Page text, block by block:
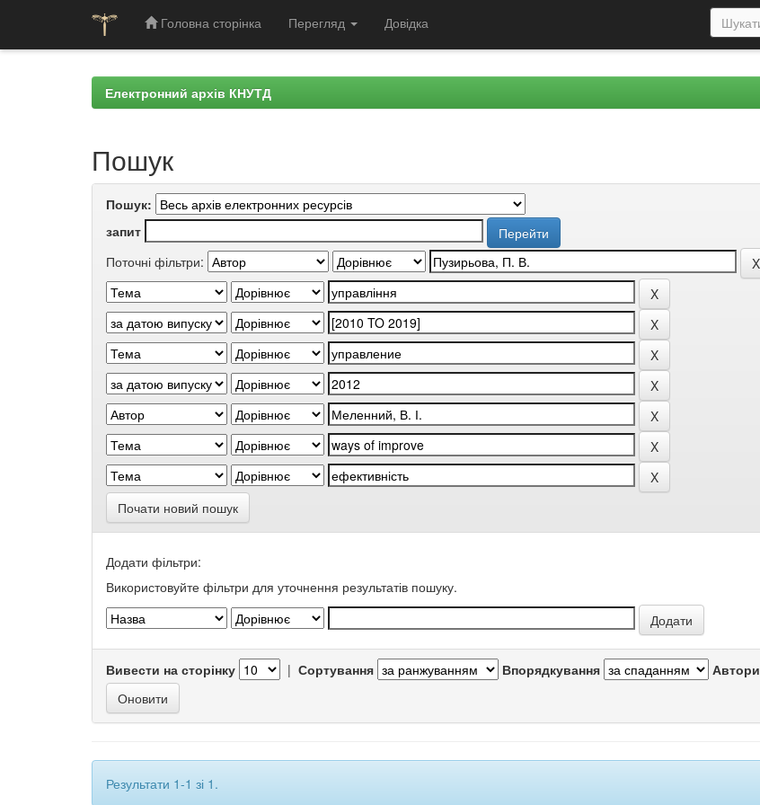
Головна сторінка Перегляд Довідка
Електронний архів КНУТД
Пошук
Пошук:
запит
Поточні фільтри:
Почати новий пошук
Додати фільтри:
Використовуйте фільтри для уточнення результатів пошуку.
Вивести на сторінку | Сортування Впорядкування Автори
Результати 1-1 зі 1.